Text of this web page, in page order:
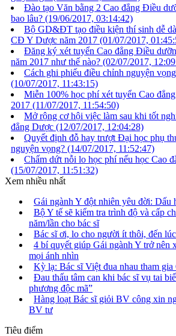
Đào tạo Văn bằng 2 Cao đẳng Điều
bao lâu? (19/06/2017, 03:14:42)
Bộ GD&ĐT tạo điều kiện thí sinh dễ
CĐ Y Dược năm 2017 (01/07/2017,
Đăng ký xét tuyển Cao đẳng Điều
năm 2017 như thế nào? (02/07/2017,
Cách ghi phiếu điều chỉnh nguyện
(10/07/2017, 11:43:15)
Miễn 100% học phí xét tuyển Cao
2017 (11/07/2017, 11:54:50)
Mở rộng cơ hội việc làm sau khi tốt
đẳng Dược (12/07/2017, 12:04:28)
Quyết định đỗ hay trượt Đại học phụ
nguyện vọng? (14/07/2017, 11:52:47)
Chấm dứt nỗi lo học phí nếu học Cao
(15/07/2017, 11:51:32)
Xem nhiều nhất
Gái ngành Y đột nhiên yêu đời: Dấu
Bộ Y tế sẽ kiểm tra trình độ và cấp
năm/lần cho bác sĩ
Bác sĩ ơi, lo cho người ít thôi, đến
4 bí quyết giúp Gái ngành Y trở nên
mọi ánh nhìn
Kỳ lạ: Bác sĩ Việt đua nhau tham
Đau thấu tâm can khi bác sĩ vụ tai
phương độc mã”
Hàng loạt Bác sĩ giỏi BV công xin
BV tư
Tiêu điểm